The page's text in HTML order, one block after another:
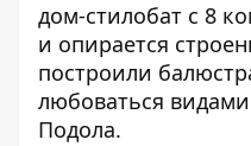
дом-стилобат с 8
и опирается
построили
любоваться
Подола.